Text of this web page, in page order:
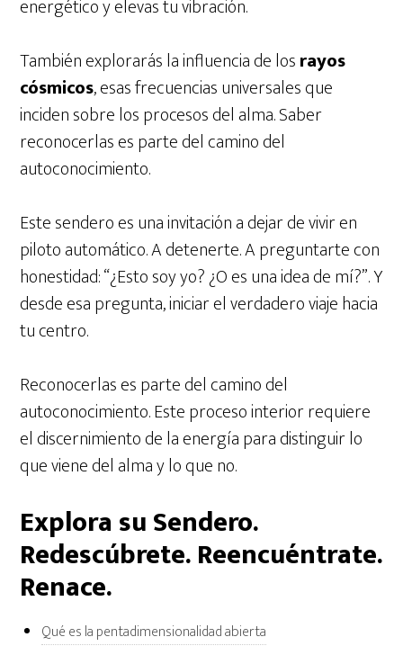
energético y elevas tu vibración.
También explorarás la influencia de losrayos
cósmicos, esas frecuencias universales que
inciden sobre los procesos del alma. Saber
reconocerlas es parte del camino del
autoconocimiento.
Este sendero es una invitación a dejar de vivir en
piloto automático. A detenerte. A preguntarte con
honestidad: “¿Esto soy yo? ¿O es una idea de mí?”. Y
desde esa pregunta, iniciar el verdadero viaje hacia
tu centro.
Reconocerlas es parte del camino del
autoconocimiento. Este proceso interior requiere
el discernimiento de la energía para distinguir lo
que viene del alma y lo que no.
Explora su Sendero.
Redescúbrete. Reencuéntrate.
Renace.
Qué es la pentadimensionalidad abierta